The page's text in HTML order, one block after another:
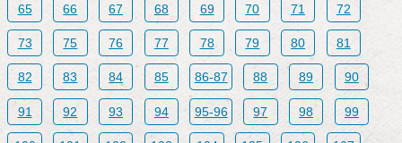
65 66 67 68 69 70 71 72
73 75 76 77 78 79 80 81
82 83 84 85 86-87 88 89 90
91 92 93 94 95-96 97 98 99